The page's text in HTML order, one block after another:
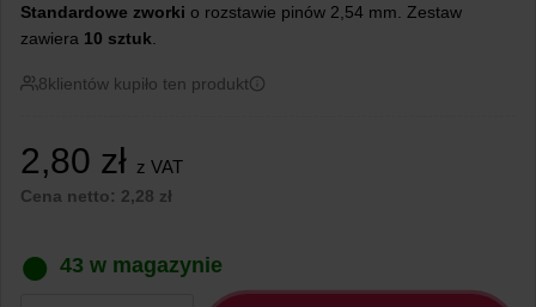
Standardowe zworki o rozstawie pinów 2,54 mm. Zestaw
zawiera 10 sztuk
8klientów kupiło ten produkt
2,80 zł z VAT
Cena netto: 2,28 zł
43 w magazynie